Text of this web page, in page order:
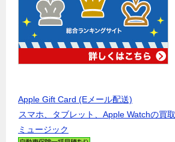
Apple Gift Card (Eメール配送)
スマホ、タブレット、Apple Watchの買取
ミュージック